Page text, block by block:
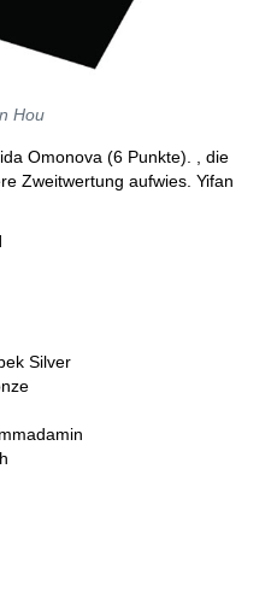
Hou
Omonova (6 Punkte). , die
Zweitwertung aufwies. Yifan
Silver